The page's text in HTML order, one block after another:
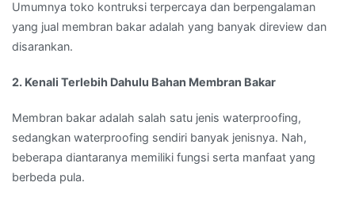
Umumnya toko kontruksi terpercaya dan berpengalaman
yang jual membran bakar adalah yang banyak direview dan
disarankan.
2. Kenali Terlebih Dahulu Bahan Membran Bakar
Membran bakar adalah salah satu jenis waterproofing,
sedangkan waterproofing sendiri banyak jenisnya. Nah,
beberapa diantaranya memiliki fungsi serta manfaat yang
berbeda pula.